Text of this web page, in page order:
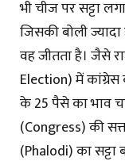
भी चीज पर सट्टा
जिसकी बोली
वह जीतता है। जैसे
Election) में
के 25 पैसे का भाव
(Congress) की
(Phalodi) का सट्टा